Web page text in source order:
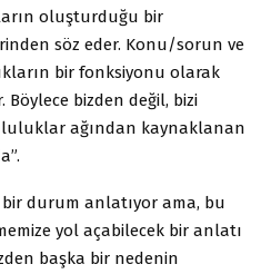
oluşturduğu bir
söz eder. Konu/sorun ve
bir fonksiyonu olarak
Böylece bizden değil, bizi
ağından kaynaklanan
bir durum anlatıyor ama, bu
yol açabilecek bir anlatı
başka bir nedenin